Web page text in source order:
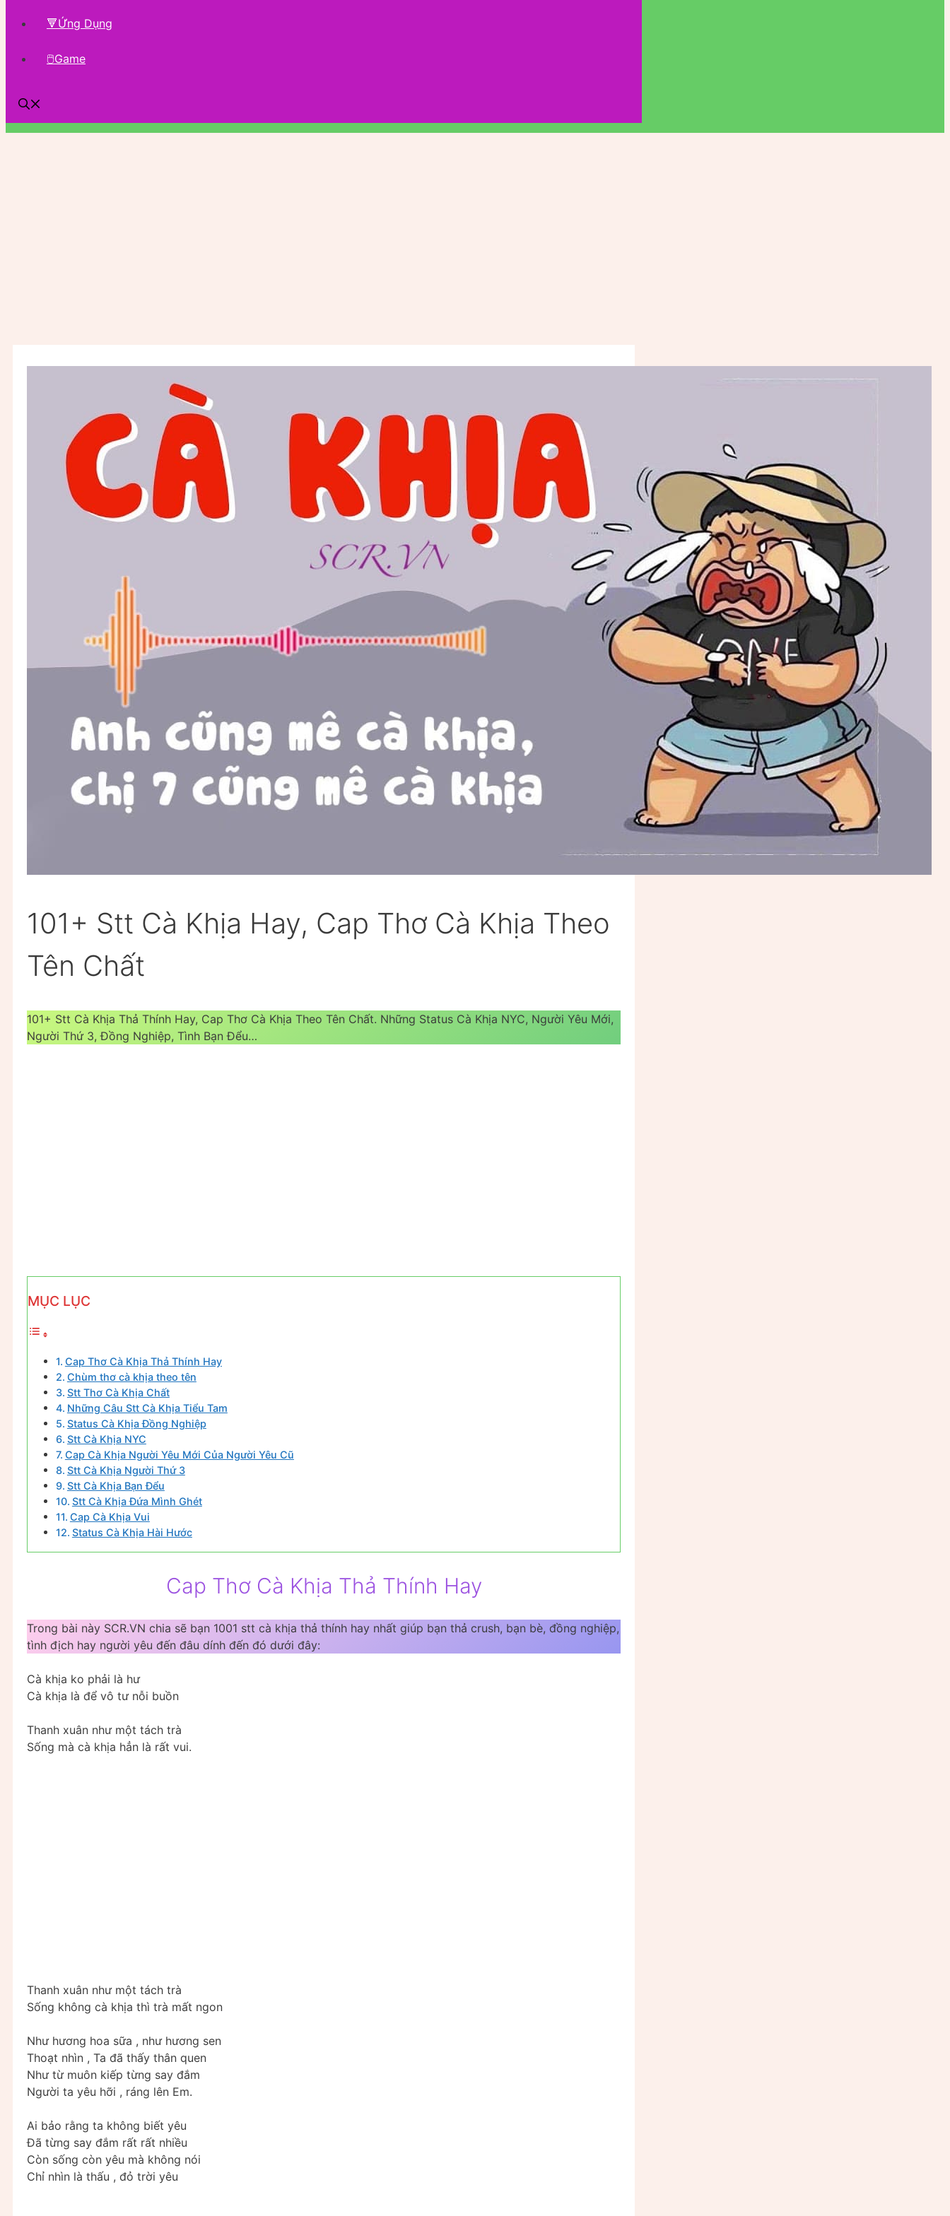
🔻Ứng Dụng
🖱Game
101+ Stt Cà Khịa Hay, Cap Thơ Cà Khịa Theo
Tên Chất
101+ Stt Cà Khịa Thả Thính Hay, Cap Thơ Cà Khịa Theo Tên Chất. Những Status Cà Khịa NYC, Người Yêu Mới,
Người Thứ 3, Đồng Nghiệp, Tình Bạn Đểu…
MỤC LỤC
Cap Thơ Cà Khịa Thả Thính Hay
Chùm thơ cà khịa theo tên
Stt Thơ Cà Khịa Chất
Những Câu Stt Cà Khịa Tiểu Tam
Status Cà Khịa Đồng Nghiệp
Stt Cà Khịa NYC
Cap Cà Khịa Người Yêu Mới Của Người Yêu Cũ
Stt Cà Khịa Người Thứ 3
Stt Cà Khịa Bạn Đểu
Stt Cà Khịa Đứa Mình Ghét
Cap Cà Khịa Vui
Status Cà Khịa Hài Hước
Cap Thơ Cà Khịa Thả Thính Hay
Trong bài này SCR.VN chia sẽ bạn 1001 stt cà khịa thả thính hay nhất giúp bạn thả crush, bạn bè, đồng nghiệp,
tình địch hay người yêu đến đâu dính đến đó dưới đây:
Cà khịa ko phải là hư
Cà khịa là để vô tư nỗi buồn
Thanh xuân như một tách trà
Sống mà cà khịa hẳn là rất vui.
Thanh xuân như một tách trà
Sống không cà khịa thì trà mất ngon
Như hương hoa sữa , như hương sen
Thoạt nhìn , Ta đã thấy thân quen
Như từ muôn kiếp từng say đắm
Người ta yêu hỡi , ráng lên Em.
Ai bảo rằng ta không biết yêu
Đã từng say đắm rất rất nhiều
Còn sống còn yêu mà không nói
Chỉ nhìn là thấu , đỏ trời yêu